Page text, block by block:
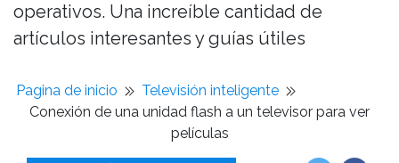
operativos. Una increíble cantidad de
artículos interesantes y guías útiles
Pagina de inicio
Televisión inteligente
Conexión de una unidad flash a un televisor para ver
películas